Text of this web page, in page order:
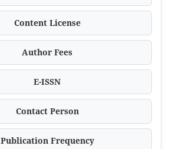
Content License
Author Fees
E-ISSN
Contact Person
Publication Frequency